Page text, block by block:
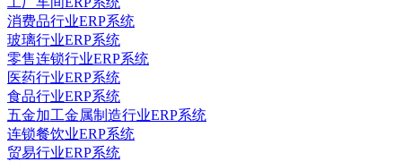
消费品行业ERP系统
玻璃行业ERP系统
零售连锁行业ERP系统
医药行业ERP系统
食品行业ERP系统
五金加工金属制造行业ERP系统
连锁餐饮业ERP系统
贸易行业ERP系统